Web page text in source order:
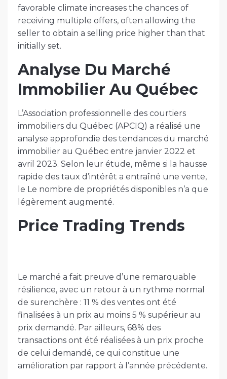
favorable climate increases the chances of
receiving multiple offers, often allowing the
seller to obtain a selling price higher than that
initially set.
Analyse Du Marché
Immobilier Au Québec
L’Association professionnelle des courtiers
immobiliers du Québec (APCIQ) a réalisé une
analyse approfondie des tendances du marché
immobilier au Québec entre janvier 2022 et
avril 2023. Selon leur étude, même si la hausse
rapide des taux d’intérêt a entraîné une vente,
le Le nombre de propriétés disponibles n’a que
légèrement augmenté.
Price Trading Trends
Le marché a fait preuve d’une remarquable
résilience, avec un retour à un rythme normal
de surenchère : 11 % des ventes ont été
finalisées à un prix au moins 5 % supérieur au
prix demandé. Par ailleurs, 68% des
transactions ont été réalisées à un prix proche
de celui demandé, ce qui constitue une
amélioration par rapport à l’année précédente.